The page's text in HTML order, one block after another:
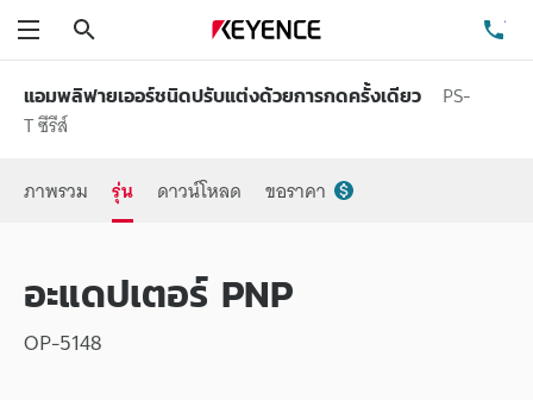
แอมพลิฟายเออร์ชนิดปรับแต่งด้วยการกดครั้งเดียว
PS-
T ซีรีส์
ภาพรวม
รุ่น ดาวน์โหลด ขอราคา
อะแดปเตอร์ PNP
OP-5148